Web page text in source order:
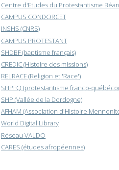
Centre d'Etudes du Protestantisme
CAMPUS CONDORCET
INSHS (CNRS)
CAMPUS PROTESTANT
SHDBF (baptisme français)
CREDIC (Histoire des missions)
RELRACE (Religion et 'Race')
SHPFQ (protestantisme franco-
SHP (Vallée de la Dordogne)
AFHAM (Association d'Histoire
World Digital Library
Réseau VALDO
CARES (études afropéennes)